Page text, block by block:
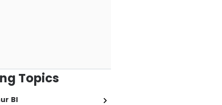
Topics
BI